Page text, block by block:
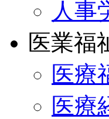
人事
医業福
医療
医療